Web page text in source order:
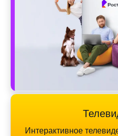
Интерактивное